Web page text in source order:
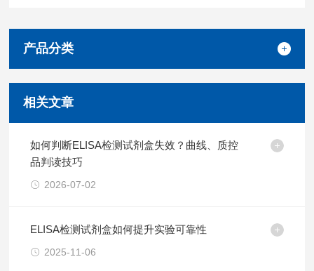
产品分类
相关文章
如何判断ELISA检测试剂盒失效？曲线、质控
品判读技巧
2026-07-02
ELISA检测试剂盒如何提升实验可靠性
2025-11-06